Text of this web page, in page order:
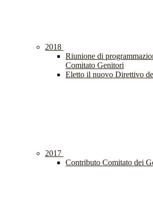
2018
Riunione di
Comitato Genitori
Eletto il nuovo Direttivo
2017
Contributo Comitato dei